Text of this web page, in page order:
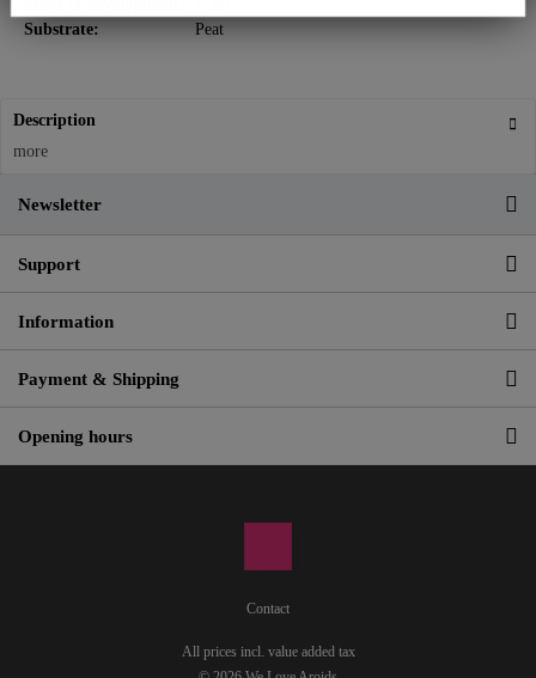
Substrate:
Peat
Description
more
Newsletter
Support
Information
Payment & Shipping
Opening hours
Contact
All prices incl. value added tax